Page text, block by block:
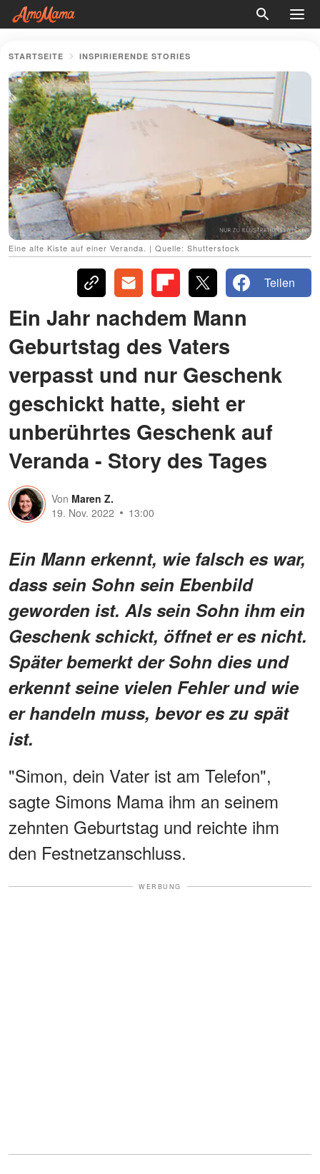
STARTSEITE INSPIRIERENDE STORIES
Eine alte Kiste auf einer Veranda. | Quelle: Shutterstock
Teilen
Ein Jahr nachdem Mann
Geburtstag des Vaters
verpasst und nur Geschenk
geschickt hatte, sieht er
unberührtes Geschenk auf
Veranda - Story des Tages
Von Maren Z.
19. Nov. 2022
13:00
Ein Mann erkennt, wie falsch es war,
dass sein Sohn sein Ebenbild
geworden ist. Als sein Sohn ihm ein
Geschenk schickt, öffnet er es nicht.
Später bemerkt der Sohn dies und
erkennt seine vielen Fehler und wie
er handeln muss, bevor es zu spät
ist.
"Simon, dein Vater ist am Telefon",
sagte Simons Mama ihm an seinem
zehnten Geburtstag und reichte ihm
den Festnetzanschluss.
WERBUNG